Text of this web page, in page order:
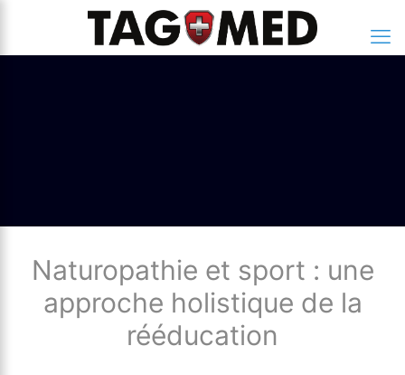
Naturopathie et sport : une
approche holistique de la
rééducation